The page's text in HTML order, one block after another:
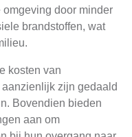
door minder
brandstoffen, wat
kosten van
zijn gedaald
Bovendien bieden
aan om